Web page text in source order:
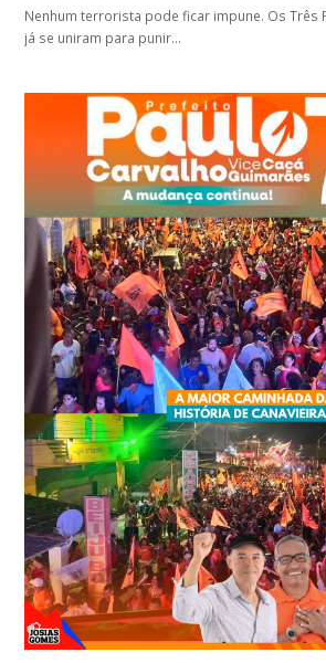
Nenhum terrorista pode ficar impune. Os Três
já se uniram para punir…